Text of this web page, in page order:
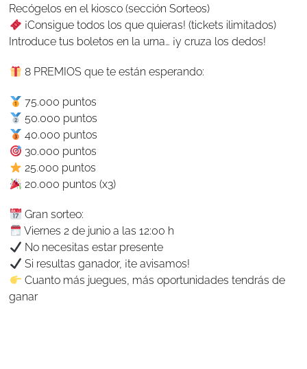
Recógelos en el kiosco (sección Sorteos)
¡Consigue todos los que quieras! (tickets ilimitados)
Introduce tus boletos en la urna… ¡y cruza los dedos!
8 PREMIOS que te están esperando:
75.000 puntos
50.000 puntos
40.000 puntos
30.000 puntos
25.000 puntos
20.000 puntos (x3)
Gran sorteo:
Viernes 2 de junio a las 12:00 h
No necesitas estar presente
Si resultas ganador, ¡te avisamos!
Cuanto más juegues, más oportunidades tendrás de
ganar